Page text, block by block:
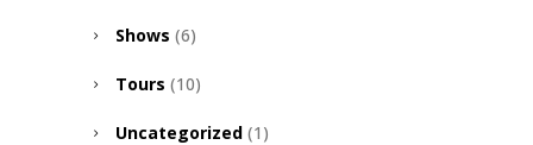
Shows (6)
Tours (10)
Uncategorized (1)